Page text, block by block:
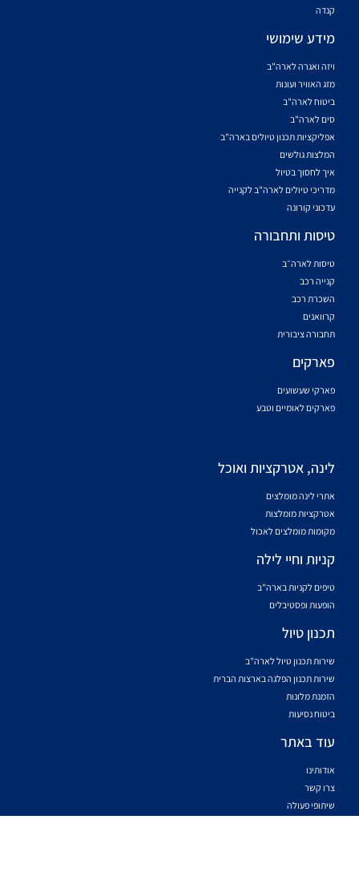
קנדה
מידע שימושי
ויזה ואגרה לארה"ב
מזג האוויר ועונות
ביטוח לארה"ב
סים לארה"ב
אפליקציות תכנון טיולים בארה"ב
המלצות גולשים
איך לחסוך בטיול
מדריכי טיולים לארה"ב לקנייה
עדכוני קורונה
טיסות ותחבורה
טיסות לארה״ב
קנייה רכב
השכרת רכב
קרוואנים
תחבורה ציבורית
פארקים
פארקי שעשועים
פארקים לאומיים וטבע
לינה, אטרקציות ואוכל
אתרי לינה מומלצים
אטרקציות מומלצות
מקומות מומלצים לאכול
קניות וחיי לילה
טיפים לקניות בארה"ב
הופעות ופסטיבלים
תכנון טיול
שירות תכנון טיול לארה"ב
שירות תכנון הפלגה בארצות הברית
הזמנת מלונות
ביטוח נסיעות
עוד באתר
אודותינו
צרו קשר
שיתופי פעולה